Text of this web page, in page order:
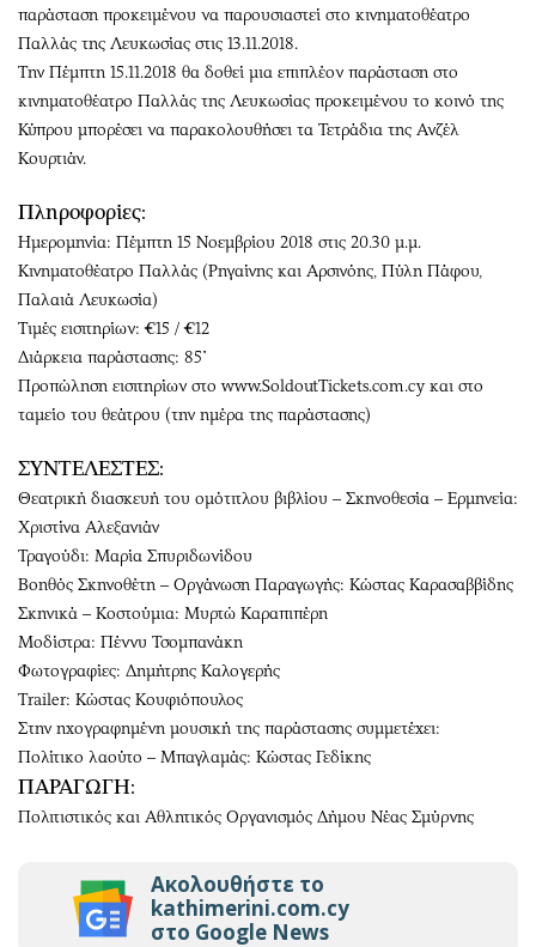
παράσταση προκειμένου να παρουσιαστεί στο κινηματοθέατρο
Παλλάς της Λευκωσίας στις 13.11.2018.
Την Πέμπτη 15.11.2018 θα δοθεί μια επιπλέον παράσταση στο
κινηματοθέατρο Παλλάς της Λευκωσίας προκειμένου το κοινό της
Κύπρου μπορέσει να παρακολουθήσει τα Τετράδια της Ανζέλ
Κουρτιάν.
Πληροφορίες:
Ημερομηνία: Πέμπτη 15 Νοεμβρίου 2018 στις 20.30 μ.μ.
Κινηματοθέατρο Παλλάς (Ρηγαίνης και Αρσινόης, Πύλη Πάφου,
Παλαιά Λευκωσία)
Τιμές εισιτηρίων: €15 / €12
Διάρκεια παράστασης: 85΄
Προπώληση εισιτηρίων στο www.SoldoutTickets.com.cy και στο
ταμείο του θεάτρου (την ημέρα της παράστασης)
ΣΥΝΤΕΛΕΣΤΕΣ:
Θεατρική διασκευή του ομότιτλου βιβλίου – Σκηνοθεσία – Ερμηνεία:
Χριστίνα Αλεξανιάν
Τραγούδι: Μαρία Σπυριδωνίδου
Βοηθός Σκηνοθέτη – Οργάνωση Παραγωγής: Κώστας Καρασαββίδης
Σκηνικά – Κοστούμια: Μυρτώ Καραπιπέρη
Μοδίστρα: Πέννυ Τσομπανάκη
Φωτογραφίες: Δημήτρης Καλογερής
Trailer: Κώστας Κουφιόπουλος
Στην ηχογραφημένη μουσική της παράστασης συμμετέχει:
Πολίτικο λαούτο – Μπαγλαμάς: Κώστας Γεδίκης
ΠΑΡΑΓΩΓΗ:
Πολιτιστικός και Αθλητικός Οργανισμός Δήμου Νέας Σμύρνης
Ακολουθήστε το
kathimerini.com.cy
στο Google News